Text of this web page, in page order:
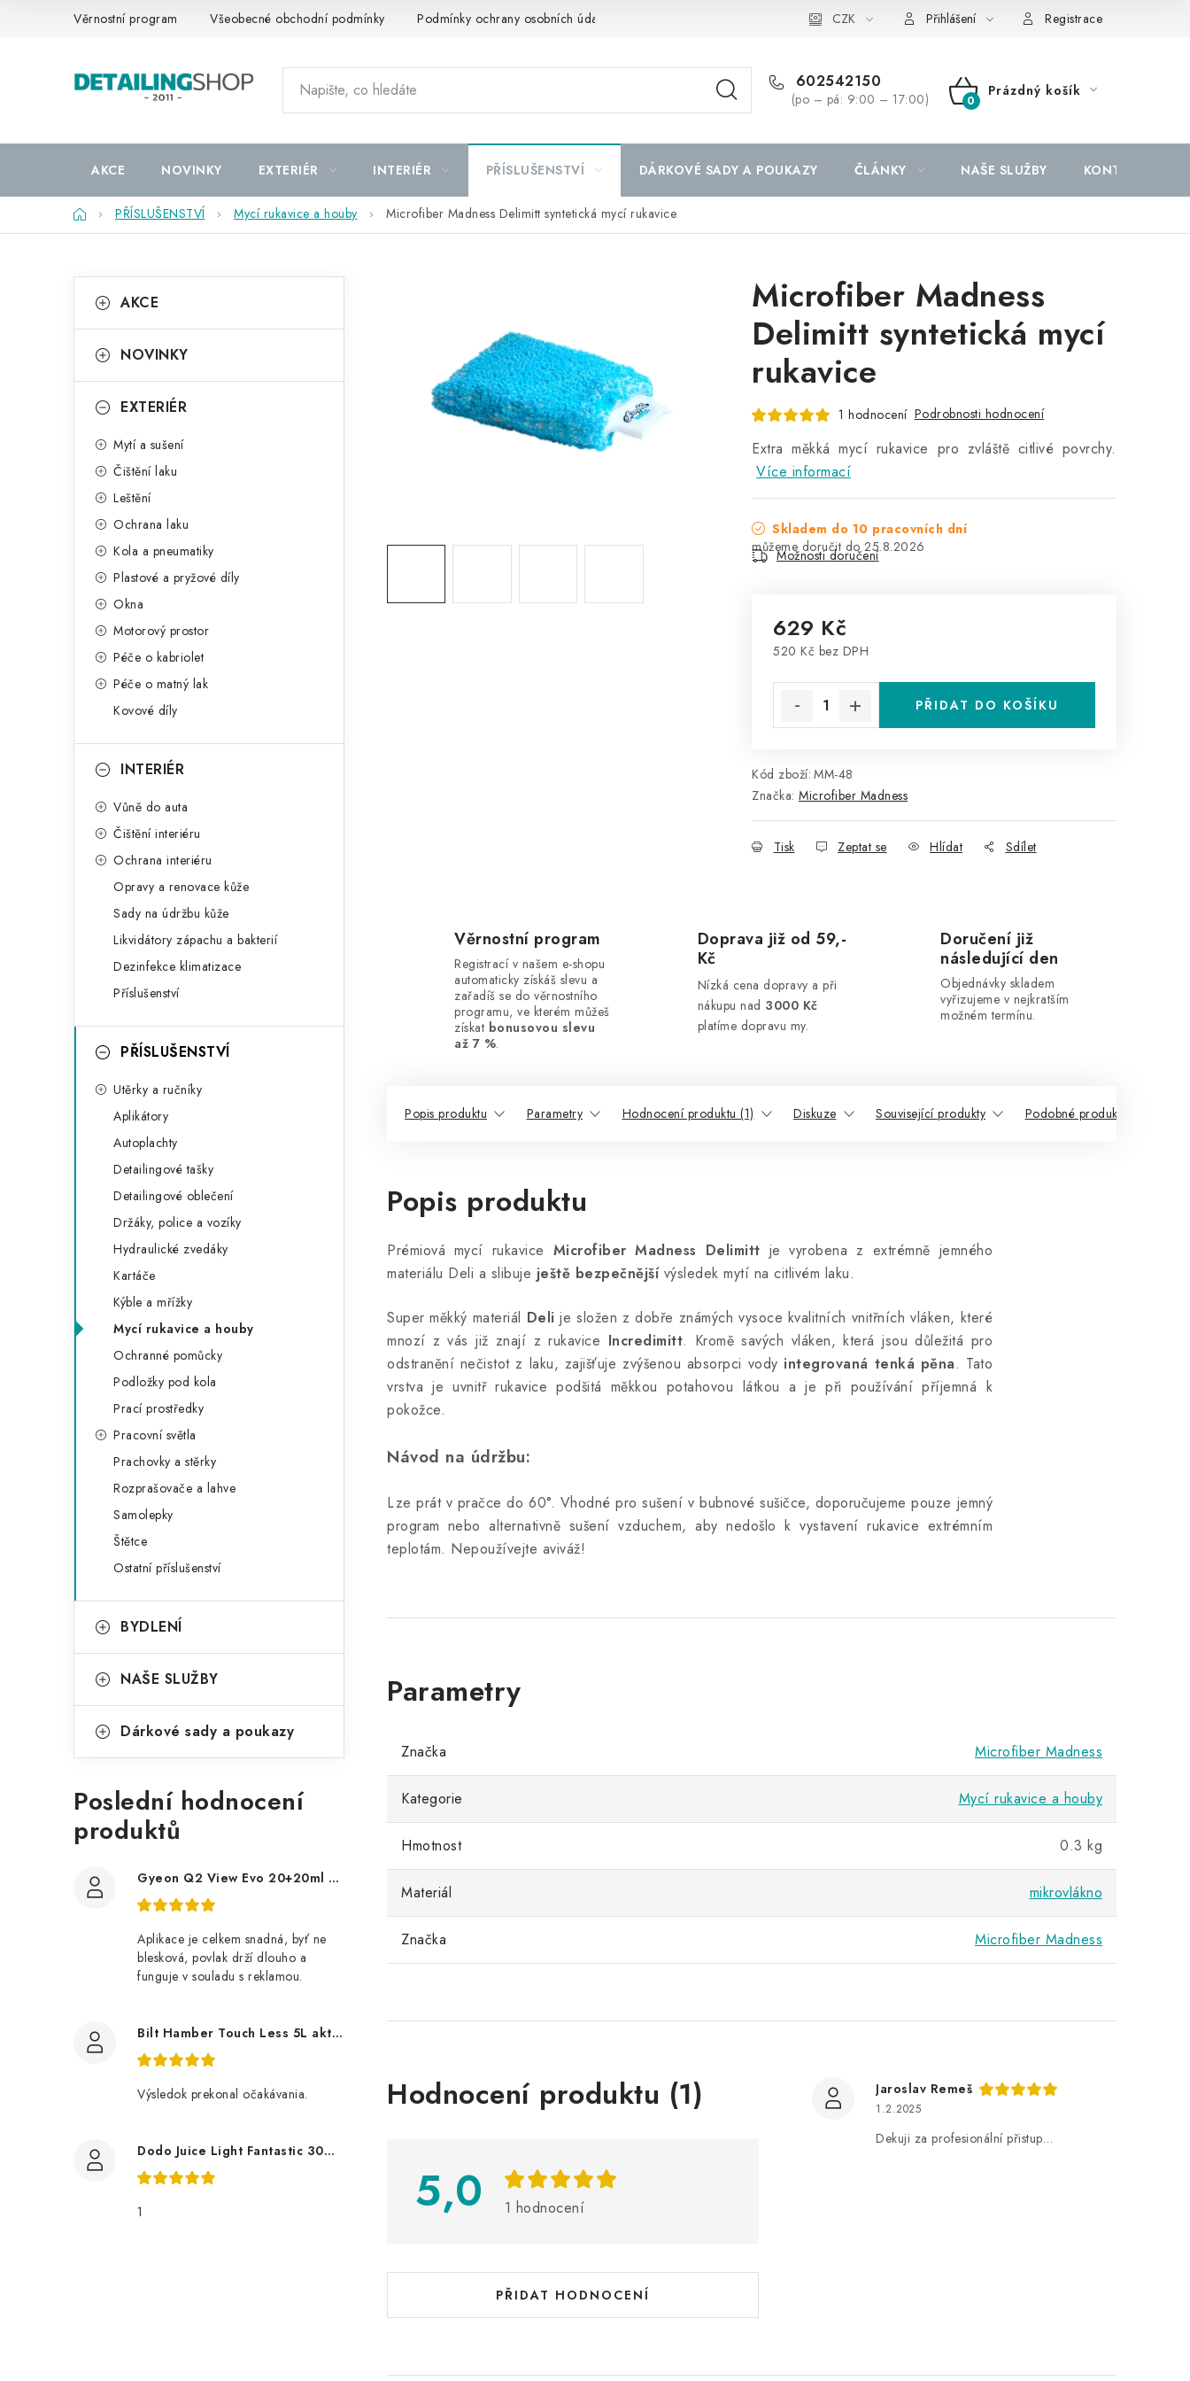
Věrnostní program Všeobecné obchodní podmínky Podmínky ochrany osobních údajů CZK Přihlášení Registrace
602542150
(po – pá: 9:00 – 17:00)
NÁKUPNÍ
Prázdný košík
AKCE NOVINKY EXTERIÉR INTERIÉR PŘÍSLUŠENSTVÍ DÁRKOVÉ SADY A POUKAZY ČLÁNKY NAŠE SLUŽBY KONTAKTY
DomůPŘÍSLUŠENSTVÍ Mycí rukavice a houby Microfiber Madness Delimitt syntetická mycí rukavice
o
t
kategorie
a
e
AKCE
NOVINKY
EXTERIÉR
Mytí a sušení
Čištění laku
Leštění
Ochrana laku
Kola a pneumatiky
Plastové a pryžové díly
Okna
Motorový prostor
Péče o kabriolet
Péče o matný lak
Kovové díly
INTERIÉR
Vůně do auta
Čištění interiéru
Ochrana interiéru
Opravy a renovace kůže
Sady na údržbu kůže
Likvidátory zápachu a bakterií
Dezinfekce klimatizace
Příslušenství
PŘÍSLUŠENSTVÍ
Utěrky a ručníky
Aplikátory
Autoplachty
Detailingové tašky
Detailingové oblečení
Držáky, police a vozíky
Hydraulické zvedáky
Kartáče
Kýble a mřížky
Mycí rukavice a houby
Ochranné pomůcky
Podložky pod kola
Prací prostředky
Pracovní světla
Prachovky a stěrky
Rozprašovače a lahve
Samolepky
Štětce
Ostatní příslušenství
BYDLENÍ
NAŠE SLUŽBY
Dárkové sady a poukazy
Poslední hodnocení
produktů
Gyeon Q2 View Evo 20+20ml nanopovlak na okna
Aplikace je celkem snadná, byť ne
blesková, povlak drží dlouho a
funguje v souladu s reklamou.
Bilt Hamber Touch Less 5L aktivní pěna
Výsledok prekonal očakávania.
Dodo Juice Light Fantastic 30ml měkký vosk
1
Microfiber Madness
Delimitt syntetická mycí
rukavice
1 hodnocení Podrobnosti hodnocení
Extra měkká mycí rukavice pro zvláště citlivé povrchy.
Více informací
Skladem do 10 pracovních dní
25.8.2026
Možnosti doručení
629 Kč
520 Kč bez DPH
PŘIDAT DO KOŠÍKU
Kód zboží: MM-48
Značka: Microfiber Madness
Tisk Zeptat se Hlídat Sdílet
Věrnostní program
Registrací v našem e-shopu
automaticky získáš slevu a
zařadíš se do věrnostního
programu, ve kterém můžeš
získat bonusovou slevu
až 7 %.
Doprava již od 59,-
Kč
Nízká cena dopravy a při
nákupu nad 3000 Kč
platíme dopravu my.
Doručení již
následující den
Objednávky skladem
vyřizujeme v nejkratším
možném termínu.
Popis produktu Parametry Hodnocení produktu (1) Diskuze Související produkty Podobné produkty
Popis produktu
Prémiová mycí rukavice Microfiber Madness Delimitt je vyrobena z extrémně jemného
materiálu Deli a slibuje ještě bezpečnější výsledek mytí na citlivém laku.
Super měkký materiál Deli je složen z dobře známých vysoce kvalitních vnitřních vláken, které
mnozí z vás již znají z rukavice Incredimitt. Kromě savých vláken, která jsou důležitá pro
odstranění nečistot z laku, zajišťuje zvýšenou absorpci vody integrovaná tenká pěna. Tato
vrstva je uvnitř rukavice podšitá měkkou potahovou látkou a je při používání příjemná k
pokožce.
Návod na údržbu:
Lze prát v pračce do 60°. Vhodné pro sušení v bubnové sušičce, doporučujeme pouze jemný
program nebo alternativně sušení vzduchem, aby nedošlo k vystavení rukavice extrémním
teplotám. Nepoužívejte aviváž!
Značka Microfiber Madness
Kategorie Mycí rukavice a houby
Hmotnost 0.3 kg
Materiál mikrovlákno
Značka Microfiber Madness
Hodnocení produktu (1)
5,0 1 hodnocení
PŘIDAT HODNOCENÍ
V
o
n
Jaroslav Remeš
1.2.2025
Dekuji za profesionální přistup…